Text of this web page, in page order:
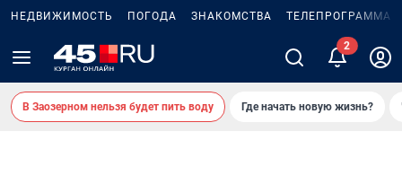
НЕДВИЖИМОСТЬ ПОГОДА ЗНАКОМСТВА ТЕЛЕПРОГРАММА
В Заозерном нельзя будет пить воду Где начать новую жизнь?